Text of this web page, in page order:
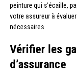
peinture qui s’écaille,
votre assureur à
nécessaires.
Vérifier les
d’assurance